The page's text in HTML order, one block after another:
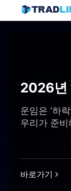
2026년
운임은 ‘하
우리가 준
바로가기